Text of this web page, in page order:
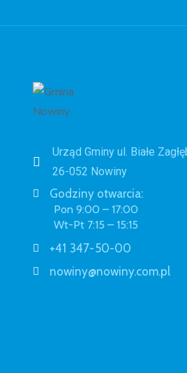
Urząd Gminy ul. Białe
26-052 Nowiny
Godziny otwarcia:
Pon 9:00 – 17:00
Wt-Pt 7:15 – 15:15
+41 347-50-00
nowiny@nowiny.com.pl